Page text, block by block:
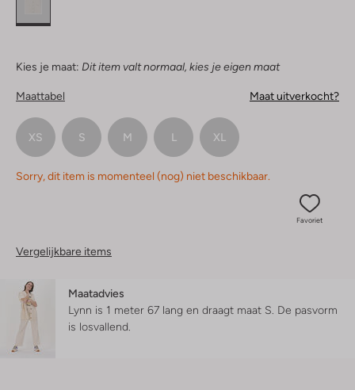
Kies je maat: Dit item valt normaal, kies je eigen maat
Maattabel Maat uitverkocht?
XS S M L XL
Sorry, dit item is momenteel (nog) niet beschikbaar.
Favoriet
Vergelijkbare items
Maatadvies
Lynn is 1 meter 67 lang en draagt maat S. De pasvorm
is losvallend